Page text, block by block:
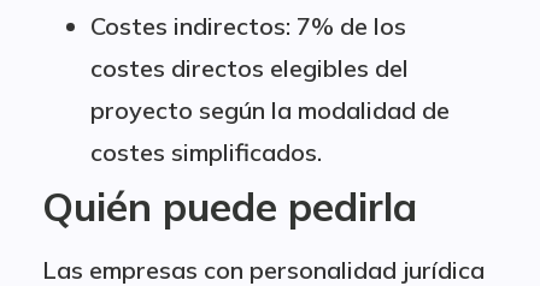
Costes indirectos: 7% de los
costes directos elegibles del
proyecto según la modalidad de
costes simplificados.
Quién puede pedirla
Las empresas con personalidad jurídica